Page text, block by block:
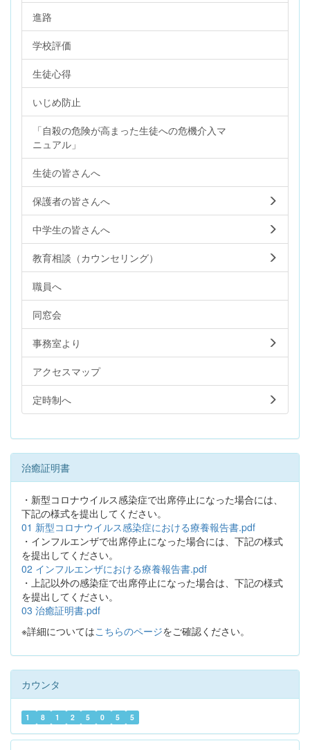
進路
学校評価
生徒心得
いじめ防止
「自殺の危険が高まった生徒への危機介入マ
ニュアル」
生徒の皆さんへ
保護者の皆さんへ
中学生の皆さんへ
教育相談（カウンセリング）
職員へ
同窓会
事務室より
アクセスマップ
定時制へ
治癒証明書
・新型コロナウイルス感染症で出席停止になった場合には、
下記の様式を提出してください。
01 新型コロナウイルス感染症における療養報告書.pdf
・インフルエンザで出席停止になった場合には、下記の様式
を提出してください。
02 インフルエンザにおける療養報告書.pdf
・上記以外の感染症で出席停止になった場合は、下記の様式
を提出してください。
03 治癒証明書.pdf
※詳細についてはこちらのページをご確認ください。
カウンタ
1 8 1 2 5 0 5 5